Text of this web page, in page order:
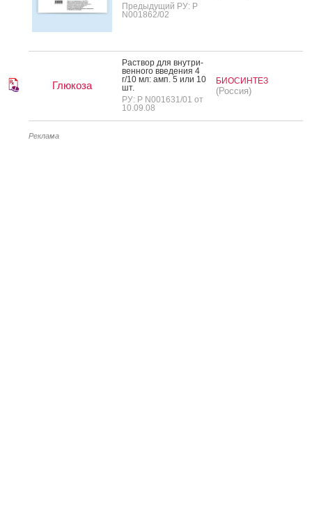
Предыдущий РУ: Р
N001862/02
Глюкоза
Рас­твор для внут­ри­
вен­но­го вве­дения 4
г/10 мл: амп. 5 или 10
шт.
РУ: Р N001631/01 от
10.09.08
БИОСИНТЕЗ
(Россия)
Реклама